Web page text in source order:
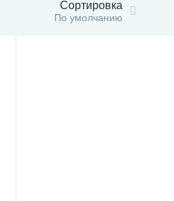
Сортировка
По умолчанию